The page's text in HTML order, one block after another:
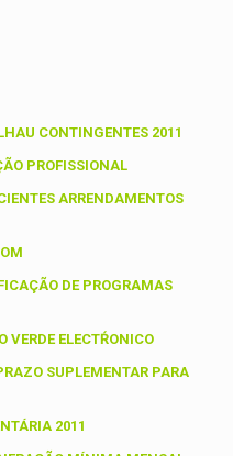
CONTINGENTES 2011
PROFISSIONAL
ARRENDAMENTOS
DE PROGRAMAS
VERDE ELECTŔONICO
SUPLEMENTAR PARA
2011